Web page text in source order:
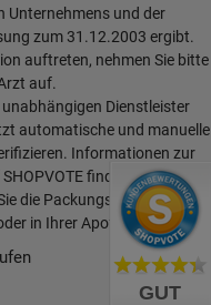
Unternehmens und der
zum 31.12.2003 ergibt.
auftreten, nehmen Sie bitte
auf.
Dienstleister
automatische und manuelle
Informationen zur
finden Sie hier.
die Packungsbeilage und
in Ihrer Apotheke.
GUT